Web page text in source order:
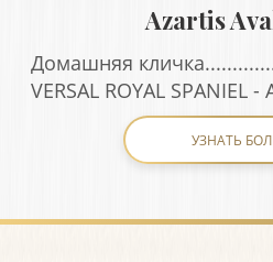
Azartis
Домашняя
VERSAL ROYAL SPANIEL -
УЗНАТЬ